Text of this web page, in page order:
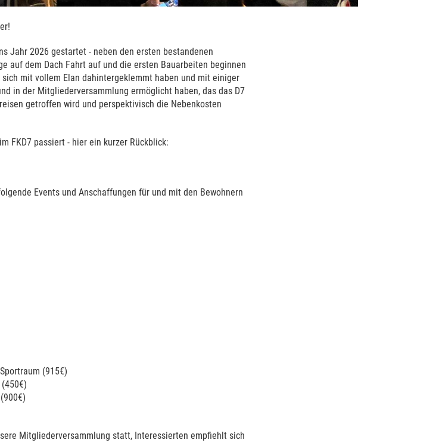
Jahr 2026 gestartet - neben den ersten bestandenen
auf dem Dach Fahrt auf und die ersten Bauarbeiten beginnen
mit vollem Elan dahintergeklemmt haben und mit einiger
in der Mitgliederversammlung ermöglicht haben, das das D7
getroffen wird und perspektivisch die Nebenkosten
FKD7 passiert - hier ein kurzer Rückblick:
Events und Anschaffungen für und mit den Bewohnern
(915€)
Mitgliederversammlung statt, Interessierten empfiehlt sich